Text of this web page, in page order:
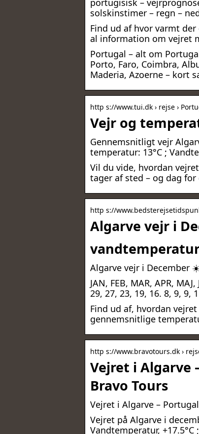
portugisisk –
solskinstimer – regn –
Find ud af hvor varmt
al information om vejret
Portugal – alt om
Porto, Faro, Coimbra,
Maderia, Azoerne – kort
http s://www.tui.dk › rejse ›
Vejr og
Gennemsnitligt vejr
temperatur: 13°C ;
Vil du vide, hvordan
tager af sted – og dag
http s://
Algarve vejr i
Algarve vejr i December
JAN, FEB, MAR, APR,
29, 27, 23, 19, 16. 8, 9, 9,
Find ud af, hvordan
gennemsnitlige
http s://www.bravotours.dk ›
Vejret i Algarve
Bravo Tours
Vejret i Algarve –
Vejret på Algarve i
Vandtemperatur,